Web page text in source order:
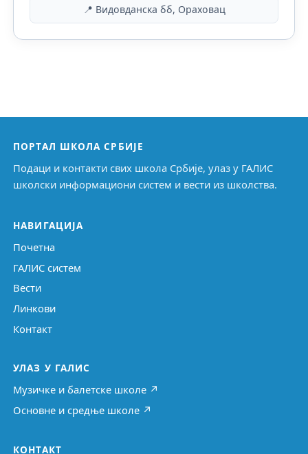
📍 Видовданска бб, Ораховац
ПОРТАЛ ШКОЛА СРБИЈЕ
Подаци и контакти свих школа Србије, улаз у ГАЛИС
школски информациони систем и вести из школства.
НАВИГАЦИЈА
Почетна
ГАЛИС систем
Вести
Линкови
Контакт
УЛАЗ У ГАЛИС
Музичке и балетске школе ↗
Основне и средње школе ↗
КОНТАКТ